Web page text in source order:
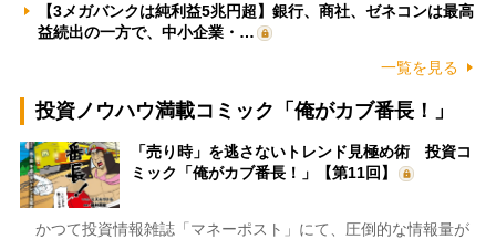
【3メガバンクは純利益5兆円超】銀行、商社、ゼネコンは最高
益続出の一方で、中小企業・…
一覧を見る
投資ノウハウ満載コミック「俺がカブ番長！」
「売り時」を逃さないトレンド見極め術 投資コ
ミック「俺がカブ番長！」【第11回】
かつて投資情報雑誌「マネーポスト」にて、圧倒的な情報量が